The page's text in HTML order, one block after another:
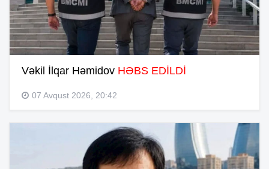
Vəkil İlqar Həmidov HƏBS EDİLDİ
07 Avqust 2026, 20:42